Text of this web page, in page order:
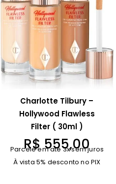
Charlotte Tilbury –
Hollywood Flawless
Filter ( 30ml )
R$555,00
Parcele em até 3x sem juros
À vista 5% desconto no PIX